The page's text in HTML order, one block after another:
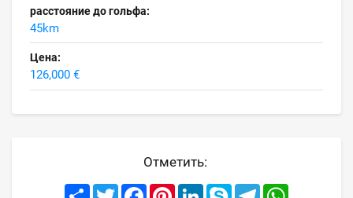
расстояние до гольфа:
45km
Цена:
126,000 €
Отметить:
Share TwitterFacebookPinterestLinkedInSkype Telegram